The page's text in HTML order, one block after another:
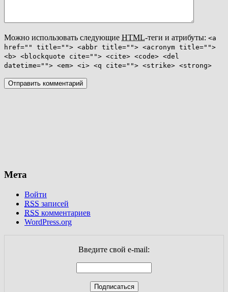
Можно использовать следующие HTML-теги и атрибуты: <a
href="" title=""> <abbr title=""> <acronym title="">
<b> <blockquote cite=""> <cite> <code> <del
datetime=""> <em> <i> <q cite=""> <strike> <strong>
Мета
Войти
RSS записей
RSS комментариев
WordPress.org
Введите свой e-mail: